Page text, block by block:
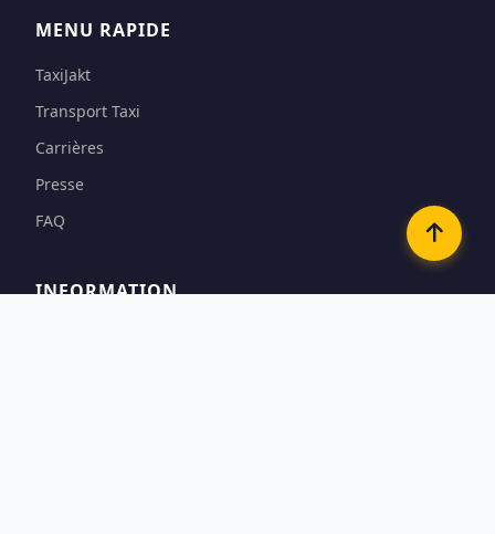
MENU RAPIDE
TaxiJakt
Transport Taxi
Carrières
Presse
FAQ
INFORMATION